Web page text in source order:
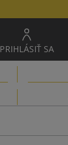
PRIHLÁSIŤ SA